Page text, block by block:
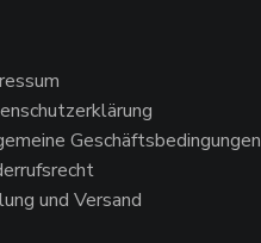
Geschäftsbedingungen
und Versand